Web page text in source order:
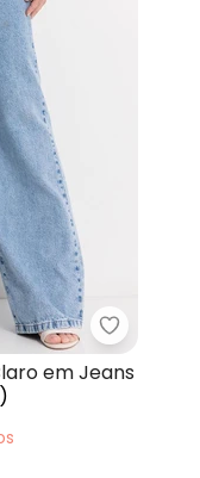
Elástico no Cós
Quintess
em Jeans
)